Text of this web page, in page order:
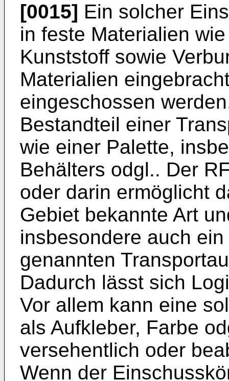
[0015] Ein solcher
in feste Materialien
Kunststoff sowie
Materialien
eingeschossen
Bestandteil einer
wie einer Palette,
Behälters odgl.. Der
oder darin ermöglicht
Gebiet bekannte Art
insbesondere auch
genannten
Dadurch lässt sich
Vor allem kann eine
als Aufkleber, Farbe
versehentlich oder
Wenn der